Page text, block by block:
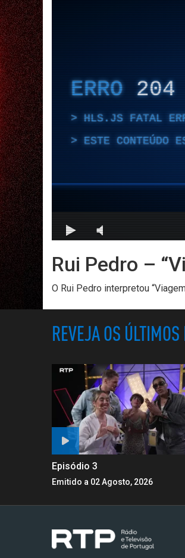
Rui Pedro –
O Rui Pedro interpretou
REVEJA OS
Episódio 3
Emitido a 02 Agosto, 2026